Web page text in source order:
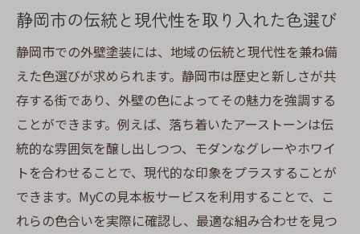
静岡市の伝統と現代性を取り入れた色選び
静岡市での外壁塗装には、地域の伝統と現代性を兼ね備
えた色選びが求められます。静岡市は歴史と新しさが共
存する街であり、外壁の色によってその魅力を強調する
ことができます。例えば、落ち着いたアーストーンは伝
統的な雰囲気を醸し出しつつ、モダンなグレーやホワイ
トを合わせることで、現代的な印象をプラスすることが
できます。MyCの見本板サービスを利用することで、こ
れらの色合いを実際に確認し、最適な組み合わせを見つ